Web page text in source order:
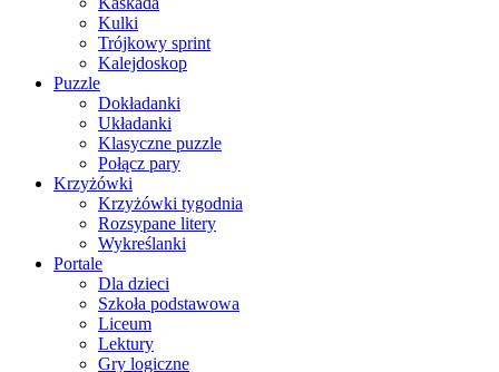
Kulki
Trójkowy sprint
Kalejdoskop
Puzzle
Dokładanki
Układanki
Klasyczne puzzle
Połącz pary
Krzyżówki
Krzyżówki tygodnia
Rozsypane litery
Wykreślanki
Portale
Dla dzieci
Szkoła podstawowa
Liceum
Lektury
Gry logiczne